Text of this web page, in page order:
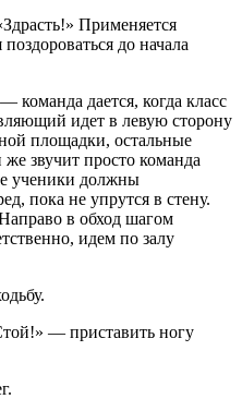
Применяется
до начала
— команда дается, когда класс
идет в левую сторону
площадки, остальные
звучит просто команда
ученики должны
пока не упрутся в стену.
в обход шагом
идем по залу
— приставить ногу